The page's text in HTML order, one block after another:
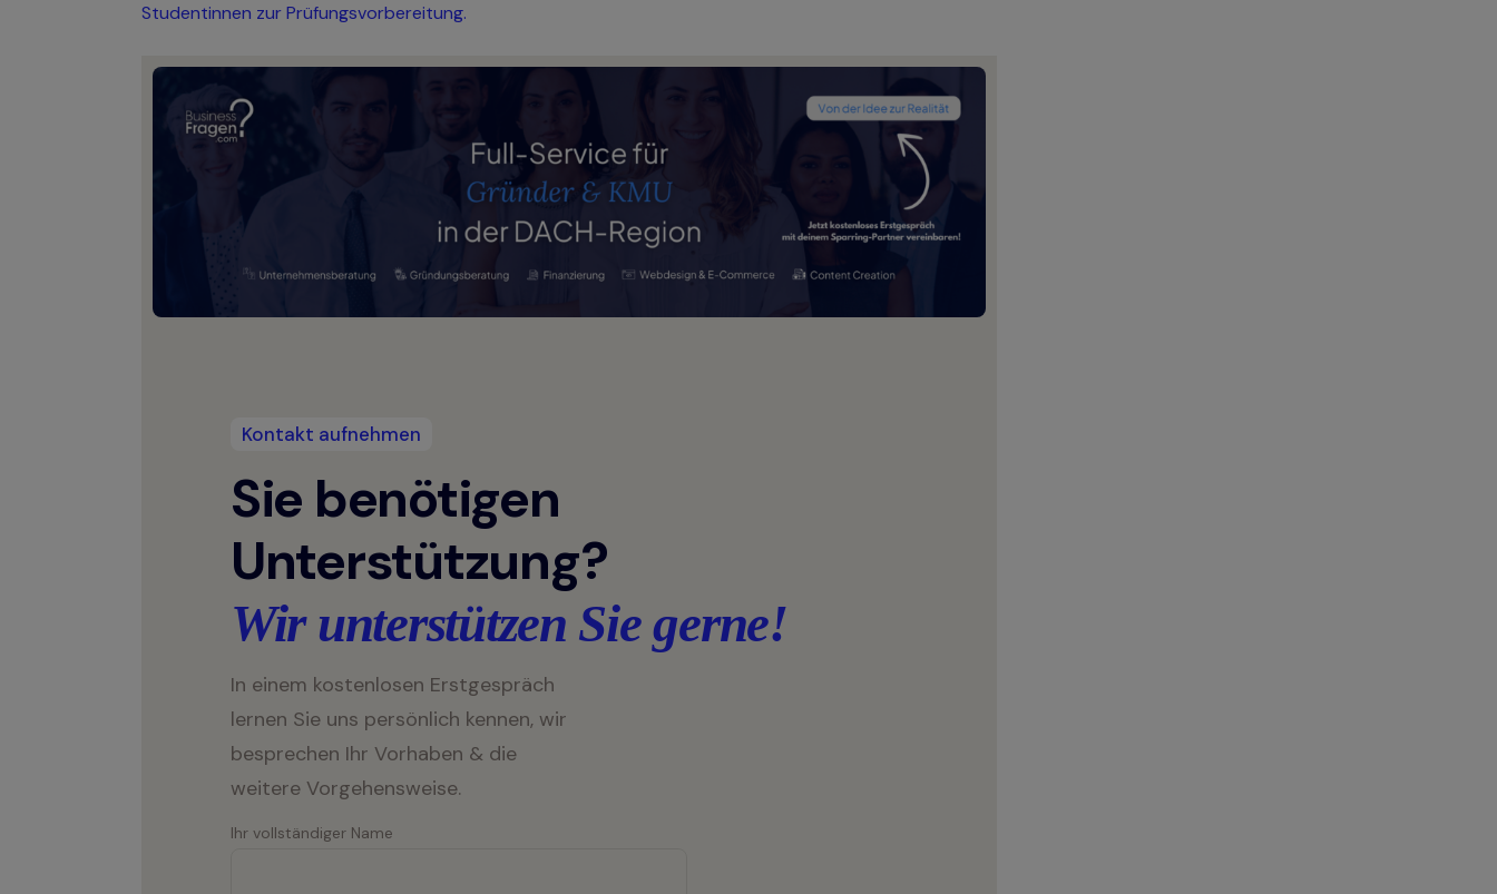
Studentinnen zur Prüfungsvorbereitung.
Ihr vollständiger Name
Kontakt aufnehmen
Sie benötigen
Unterstützung?
Wir unterstützen Sie gerne!
In einem kostenlosen Erstgespräch
lernen Sie uns persönlich kennen, wir
besprechen Ihr Vorhaben & die
weitere Vorgehensweise.